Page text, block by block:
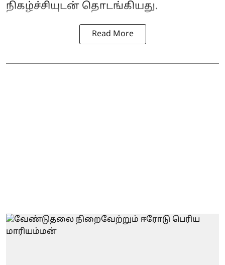
நிகழ்ச்சியுடன் தொடங்கியது.
Read More